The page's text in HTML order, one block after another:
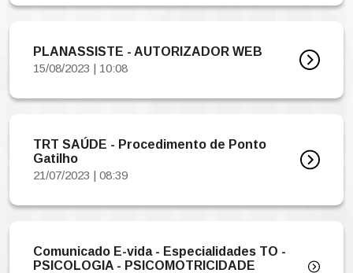
PLANASSISTE - AUTORIZADOR WEB
15/08/2023 | 10:08
TRT SAÚDE - Procedimento de Ponto
Gatilho
21/07/2023 | 08:39
Comunicado E-vida - Especialidades TO -
PSICOLOGIA - PSICOMOTRICIDADE